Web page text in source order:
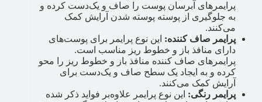
پرایمرهای آبرسان پوست را صاف و یک‌دست کرده و
به جلوگیری از پوسته پوسته شدن آرایش کمک
می‌کنند.
پرایمر صاف کننده: این نوع پرایمر برای پوست‌های
دارای منافذ باز و خطوط ریز مناسب است.
پرایمرهای صاف کننده منافذ باز و خطوط ریز را محو
کرده و به ایجاد یک سطح صاف و یک‌دست برای
آرایش کمک می‌کنند.
پرایمر رنگی: این نوع پرایمر علاوه‌بر فواید ذکر شده